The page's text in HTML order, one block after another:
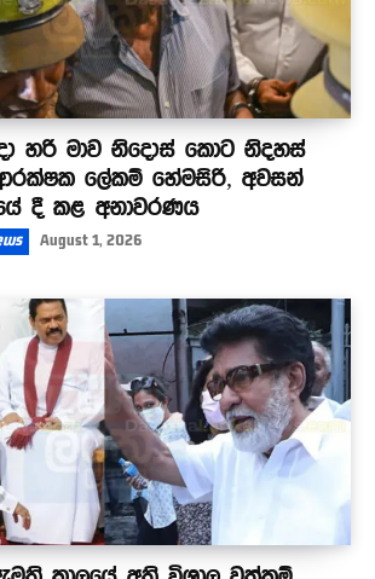
හරි මාව නිදොස් කොට නිදහස්
ලේකම් හේමසිරි, අවසන්
දී කළ අනාවරණය
August 1, 2026